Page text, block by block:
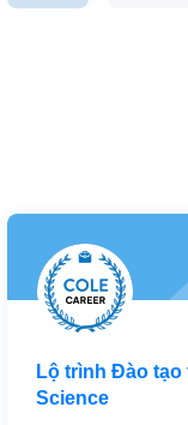
Lộ trình Đào
Science